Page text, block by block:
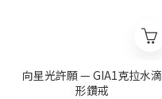
向星光許願 — GIA1克拉水滴
形鑽戒